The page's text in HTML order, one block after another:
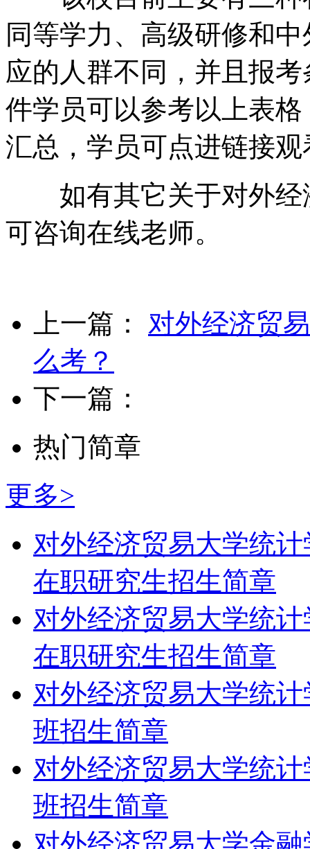
同等学力、高级研修和
应的人群不同，并且报
件学员可以参考以上表
汇总，学员可点进链接观
如有其它关于对外经
可咨询在线老师。
上一篇： 对外经济贸
么考？
下一篇：
热门简章
更多>
对外经济贸易大学统
在职研究生招生简章
对外经济贸易大学统
在职研究生招生简章
对外经济贸易大学统
班招生简章
对外经济贸易大学统
班招生简章
对外经济贸易大学金